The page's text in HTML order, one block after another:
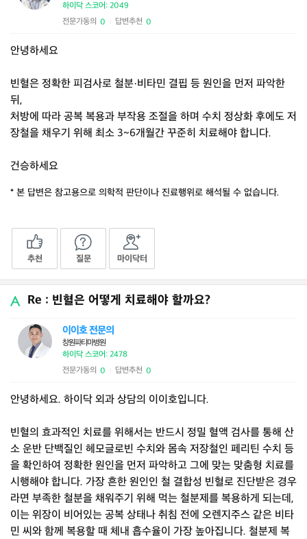
하이닥 스코어: 2049
전문가동의 0 답변추천 0
안녕하세요
빈혈은 정확한 피검사로 철분·비타민 결핍 등 원인을 먼저 파악한
뒤,
처방에 따라 공복 복용과 부작용 조절을 하며 수치 정상화 후에도 저
장철을 채우기 위해 최소 3~6개월간 꾸준히 치료해야 합니다.
건승하세요
* 본 답변은 참고용으로 의학적 판단이나 진료행위로 해석될 수 없습니다.
추천 질문 마이닥터
Re : 빈혈은 어떻게 치료해야 할까요?
이이호 전문의
창원파티마병원
하이닥 스코어: 2478
전문가동의 0 답변추천 0
안녕하세요. 하이닥 외과 상담의 이이호입니다.
빈혈의 효과적인 치료를 위해서는 반드시 정밀 혈액 검사를 통해 산
소 운반 단백질인 헤모글로빈 수치와 몸속 저장철인 페리틴 수치 등
을 확인하여 정확한 원인을 먼저 파악하고 그에 맞는 맞춤형 치료를
시행해야 합니다. 가장 흔한 원인인 철 결합성 빈혈로 진단받은 경우
라면 부족한 철분을 채워주기 위해 먹는 철분제를 복용하게 되는데,
이는 위장이 비어있는 공복 상태나 취침 전에 오렌지주스 같은 비타
민 씨와 함께 복용할 때 체내 흡수율이 가장 높아집니다. 철분제 복